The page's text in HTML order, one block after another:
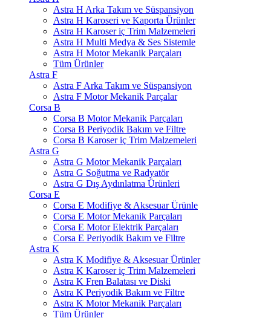
Astra H Arka Takım ve Süspansiyon
Astra H Karoseri ve Kaporta Ürünler
Astra H Karoser iç Trim Malzemeleri
Astra H Multi Medya & Ses Sistemle
Astra H Motor Mekanik Parçaları
Tüm Ürünler
Astra F
Astra F Arka Takım ve Süspansiyon
Astra F Motor Mekanik Parçalar
Corsa B
Corsa B Motor Mekanik Parçaları
Corsa B Periyodik Bakım ve Filtre
Corsa B Karoser iç Trim Malzemeleri
Astra G
Astra G Motor Mekanik Parçaları
Astra G Soğutma ve Radyatör
Astra G Dış Aydınlatma Ürünleri
Corsa E
Corsa E Modifiye & Aksesuar Ürünle
Corsa E Motor Mekanik Parçaları
Corsa E Motor Elektrik Parçaları
Corsa E Periyodik Bakım ve Filtre
Astra K
Astra K Modifiye & Aksesuar Ürünler
Astra K Karoser iç Trim Malzemeleri
Astra K Fren Balatası ve Diski
Astra K Periyodik Bakım ve Filtre
Astra K Motor Mekanik Parçaları
Tüm Ürünler